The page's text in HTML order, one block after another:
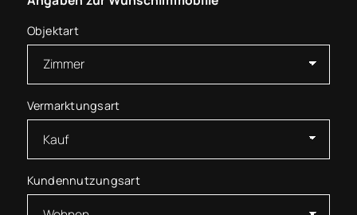
Objektart
Vermarktungsart
Kundennutzungsart